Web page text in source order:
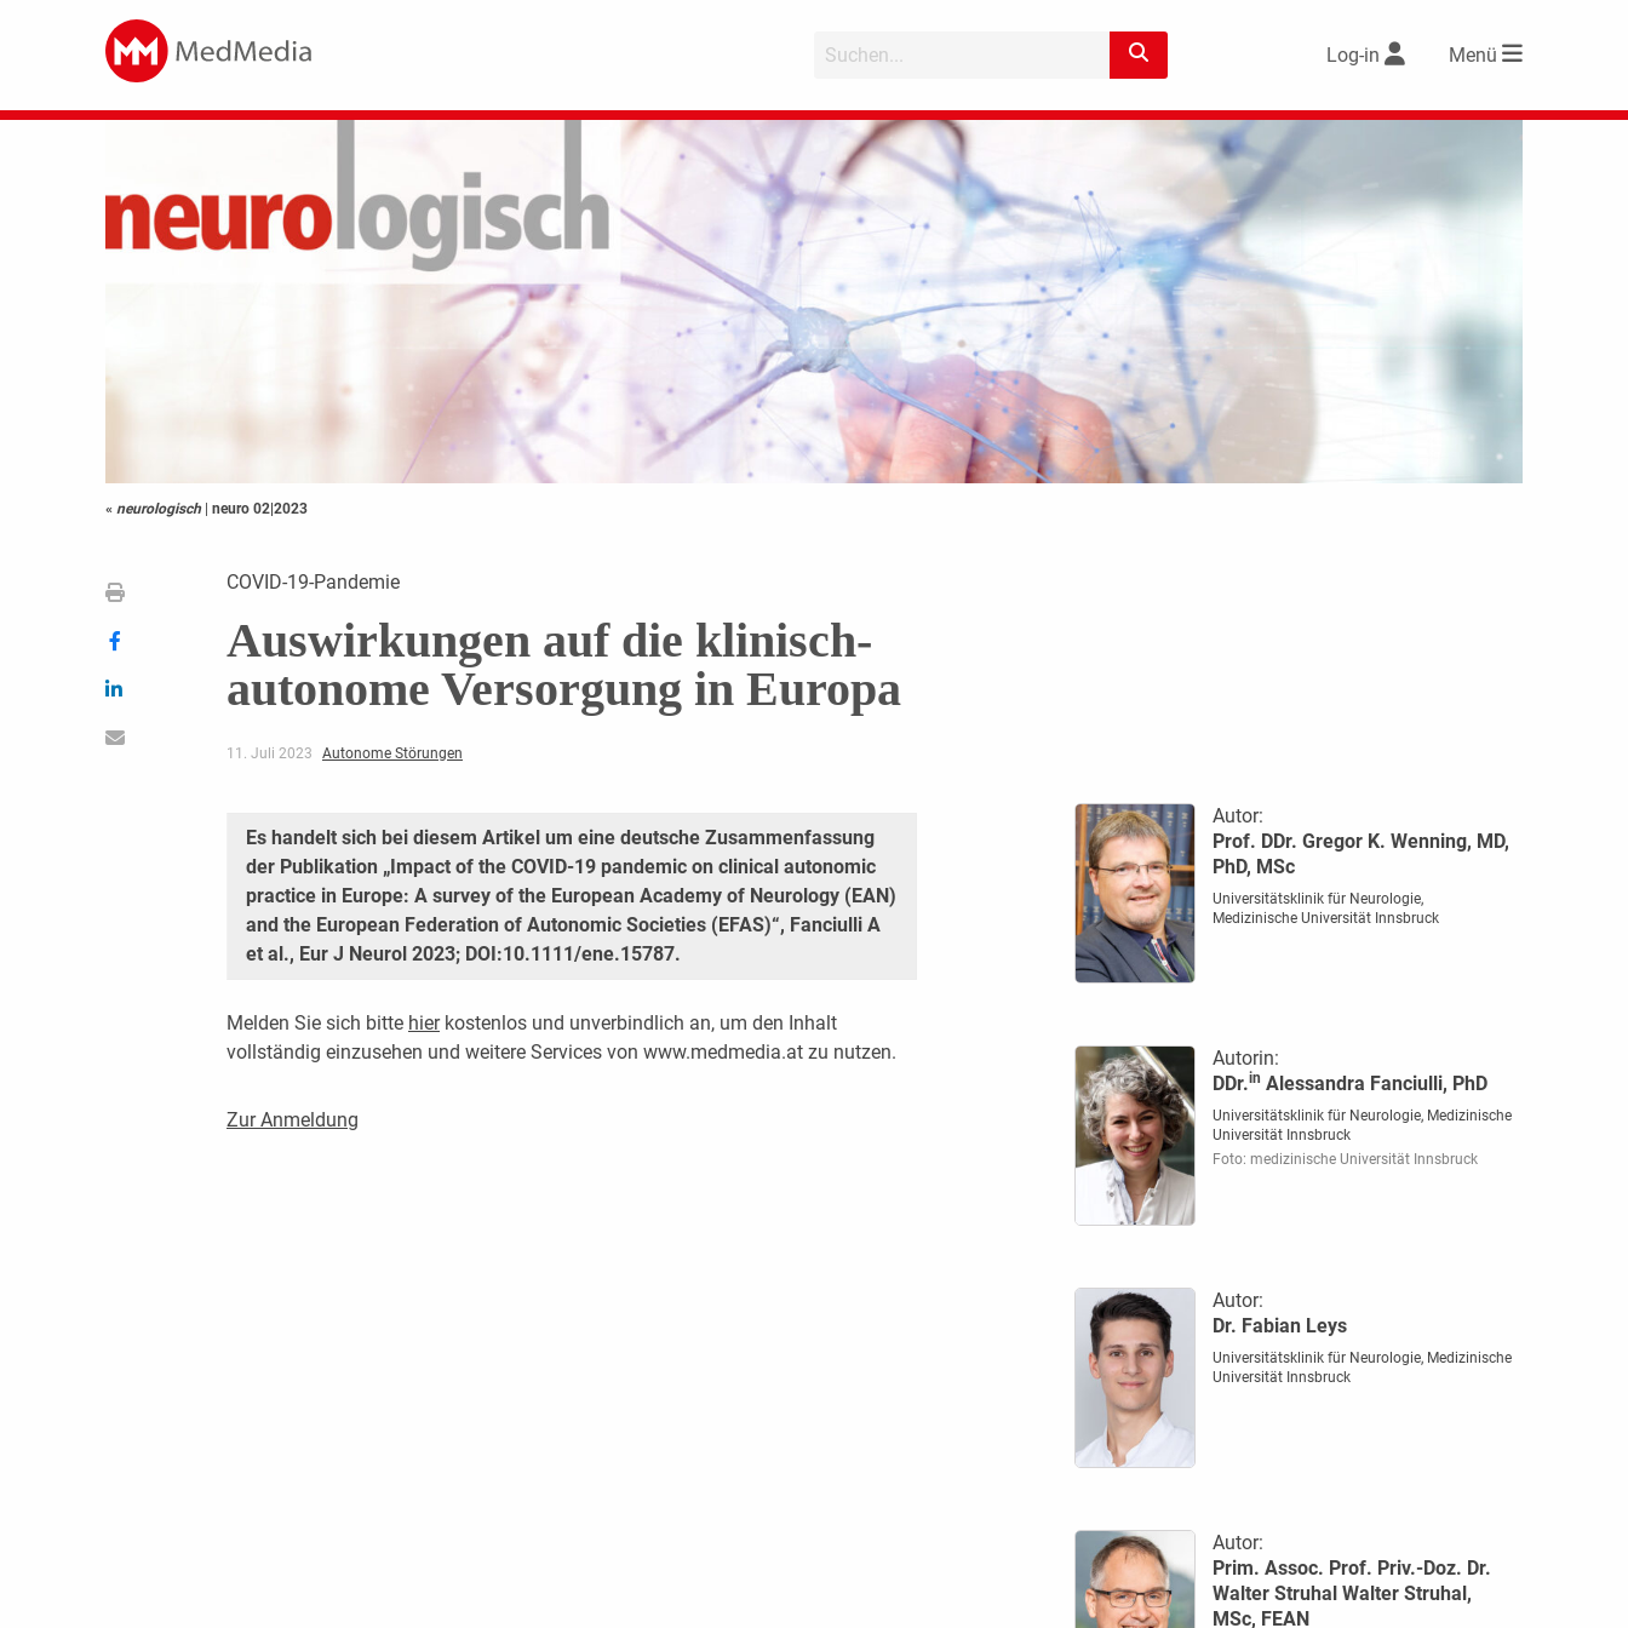
Log-in Menü
« neurologisch | neuro 02|2023
COVID-19-Pandemie
Auswirkungen auf die klinisch-
autonome Versorgung in Europa
11. Juli 2023 Autonome Störungen
Es handelt sich bei diesem Artikel um eine deutsche Zusammenfassung
der Publikation „Impact of the COVID-19 pandemic on clinical autonomic
practice in Europe: A survey of the European Academy of Neurology (EAN)
and the European Federation of Autonomic Societies (EFAS)“, Fanciulli A
et al., Eur J Neurol 2023; DOI:10.1111/ene.15787.
Melden Sie sich bitte hierkostenlos und unverbindlich an, um den Inhalt
vollständig einzusehen und weitere Services von www.medmedia.at zu nutzen.
Zur Anmeldung
Autor:
Prof. DDr. Gregor K. Wenning, MD,
PhD, MSc
Universitätsklinik für Neurologie,
Medizinische Universität Innsbruck
Autorin:
DDr.in Alessandra Fanciulli, PhD
Universitätsklinik für Neurologie, Medizinische
Universität Innsbruck
Foto: medizinische Universität Innsbruck
Autor:
Dr. Fabian Leys
Universitätsklinik für Neurologie, Medizinische
Universität Innsbruck
Autor:
Prim. Assoc. Prof. Priv.-Doz. Dr.
Walter Struhal Walter Struhal,
MSc, FEAN